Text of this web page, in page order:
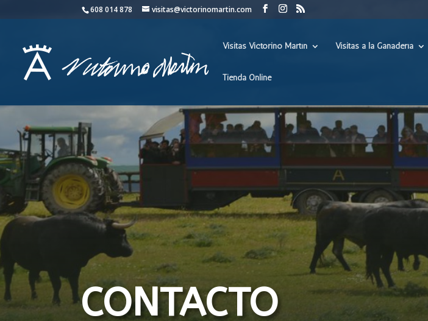
608 014 878 visitas@victorinomartin.com
Visitas Victorino Martín Visitas a la Ganadería
Tienda Online
CONTACTO